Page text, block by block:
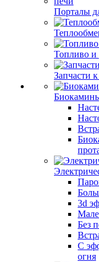
Порталы
Топливо и
Запчасти
3d
Без
С
огня